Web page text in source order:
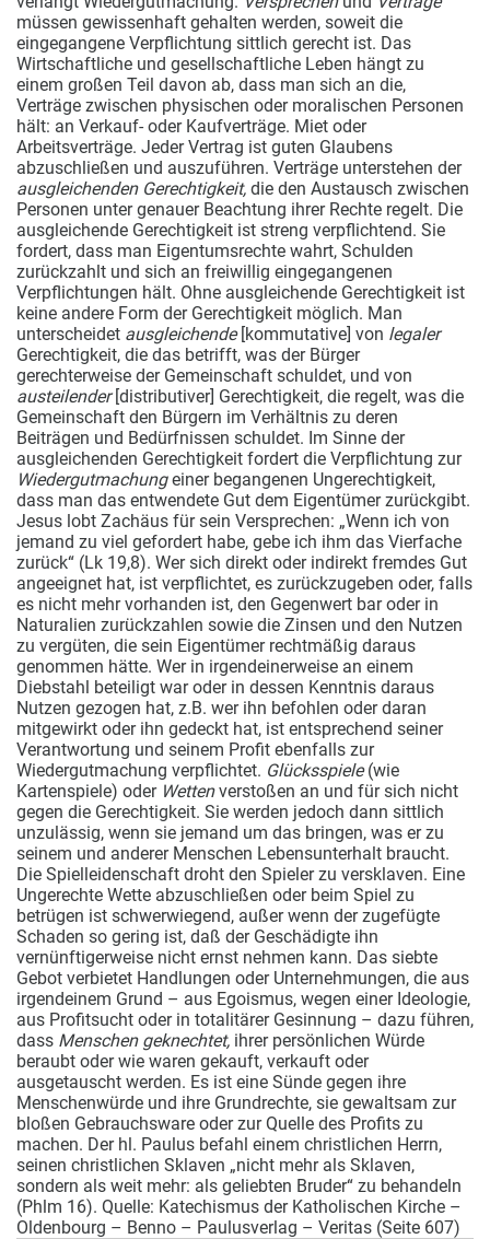
müssen gewissenhaft gehalten werden, soweit die
eingegangene Verpflichtung sittlich gerecht ist. Das
Wirtschaftliche und gesellschaftliche Leben hängt zu
einem großen Teil davon ab, dass man sich an die,
Verträge zwischen physischen oder moralischen Personen
hält: an Verkauf- oder Kaufverträge. Miet oder
Arbeitsverträge. Jeder Vertrag ist guten Glaubens
abzuschließen und auszuführen. Verträge unterstehen der
ausgleichenden Gerechtigkeit, die den Austausch zwischen
Personen unter genauer Beachtung ihrer Rechte regelt. Die
ausgleichende Gerechtigkeit ist streng verpflichtend. Sie
fordert, dass man Eigentumsrechte wahrt, Schulden
zurückzahlt und sich an freiwillig eingegangenen
Verpflichtungen hält. Ohne ausgleichende Gerechtigkeit ist
keine andere Form der Gerechtigkeit möglich. Man
unterscheidet ausgleichende [kommutative] von legaler
Gerechtigkeit, die das betrifft, was der Bürger
gerechterweise der Gemeinschaft schuldet, und von
austeilender[distributiver] Gerechtigkeit, die regelt, was die
Gemeinschaft den Bürgern im Verhältnis zu deren
Beiträgen und Bedürfnissen schuldet. Im Sinne der
ausgleichenden Gerechtigkeit fordert die Verpflichtung zur
Wiedergutmachungeiner begangenen Ungerechtigkeit,
dass man das entwendete Gut dem Eigentümer zurückgibt.
Jesus lobt Zachäus für sein Versprechen: „Wenn ich von
jemand zu viel gefordert habe, gebe ich ihm das Vierfache
zurück“ (Lk 19,8). Wer sich direkt oder indirekt fremdes Gut
angeeignet hat, ist verpflichtet, es zurückzugeben oder, falls
es nicht mehr vorhanden ist, den Gegenwert bar oder in
Naturalien zurückzahlen sowie die Zinsen und den Nutzen
zu vergüten, die sein Eigentümer rechtmäßig daraus
genommen hätte. Wer in irgendeinerweise an einem
Diebstahl beteiligt war oder in dessen Kenntnis daraus
Nutzen gezogen hat, z.B. wer ihn befohlen oder daran
mitgewirkt oder ihn gedeckt hat, ist entsprechend seiner
Verantwortung und seinem Profit ebenfalls zur
Wiedergutmachung verpflichtet. Glücksspiele(wie
Kartenspiele) oder Wettenverstoßen an und für sich nicht
gegen die Gerechtigkeit. Sie werden jedoch dann sittlich
unzulässig, wenn sie jemand um das bringen, was er zu
seinem und anderer Menschen Lebensunterhalt braucht.
Die Spielleidenschaft droht den Spieler zu versklaven. Eine
Ungerechte Wette abzuschließen oder beim Spiel zu
betrügen ist schwerwiegend, außer wenn der zugefügte
Schaden so gering ist, daß der Geschädigte ihn
vernünftigerweise nicht ernst nehmen kann. Das siebte
Gebot verbietet Handlungen oder Unternehmungen, die aus
irgendeinem Grund – aus Egoismus, wegen einer Ideologie,
aus Profitsucht oder in totalitärer Gesinnung – dazu führen,
dass Menschen geknechtet, ihrer persönlichen Würde
beraubt oder wie waren gekauft, verkauft oder
ausgetauscht werden. Es ist eine Sünde gegen ihre
Menschenwürde und ihre Grundrechte, sie gewaltsam zur
bloßen Gebrauchsware oder zur Quelle des Profits zu
machen. Der hl. Paulus befahl einem christlichen Herrn,
seinen christlichen Sklaven „nicht mehr als Sklaven,
sondern als weit mehr: als geliebten Bruder“ zu behandeln
(Phlm 16). Quelle: Katechismus der Katholischen Kirche –
Oldenbourg – Benno – Paulusverlag – Veritas (Seite 607)